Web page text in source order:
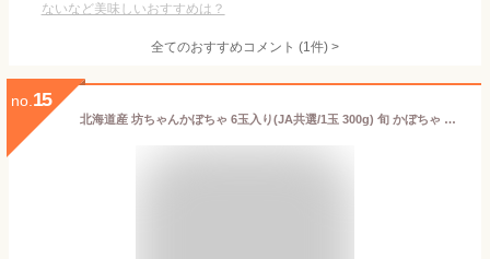
ないなど美味しいおすすめは？
全てのおすすめコメント (1件) >
no. 15
北海道産 坊ちゃんかぼちゃ 6玉入り(JA共選/1玉 300g) 旬 かぼちゃ カボチャ 南瓜 ギフト ご家庭用 秋野菜 北海道 グルメ お取り寄せ